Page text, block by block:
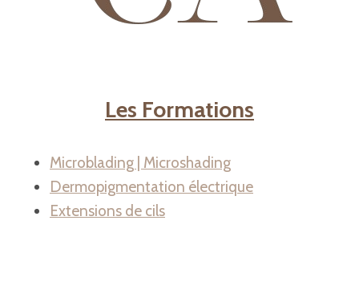
Les Formations
Microblading | Microshading
Dermopigmentation électrique
Extensions de cils